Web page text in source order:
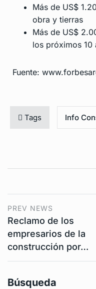
Más de US$
obra y tierras
Más de US$
los próximos 10
Fuente:
Tags Info
PREV NEWS
Reclamo de los
empresarios de la
construcción por…
Búsqueda